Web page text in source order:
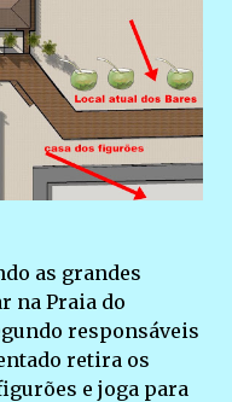
as grandes
na Praia do
responsáveis
retira os
e joga para